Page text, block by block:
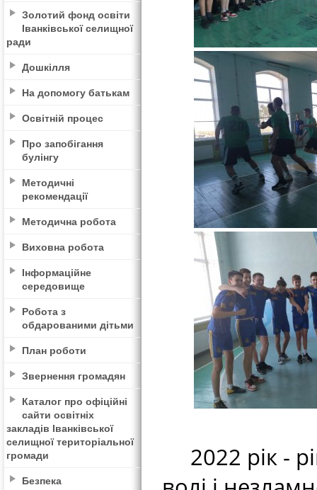
Золотий фонд освіти
Іванківської селищної
ради
Дошкілля
На допомогу батькам
Освітній процес
Про запобігання
булінгу
Методичні
рекомендації
Методична робота
Виховна робота
Інформаційне
середовище
Робота з
обдарованими дітьми
План роботи
Звернення громадян
Каталог про офіційні
сайти освітніх
закладів Іванківської
селищної територіальної
громади
Безпека
2022 рік -